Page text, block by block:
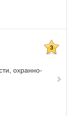
3
охранно-